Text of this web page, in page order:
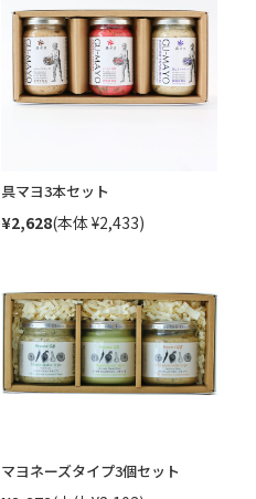
具マヨ3本セット
¥2,628(本体 ¥2,433)
マヨネーズタイプ3個セット